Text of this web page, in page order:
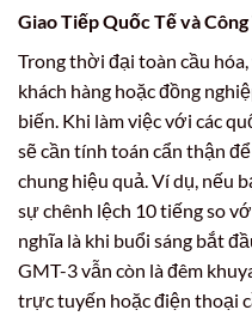
Giao Tiếp Quốc Tế và
Trong thời đại toàn cầu
khách hàng hoặc đồng
biến. Khi làm việc với các
sẽ cần tính toán cẩn thận
chung hiệu quả. Ví dụ, nếu
sự chênh lệch 10 tiếng so
nghĩa là khi buổi sáng bắt
GMT-3 vẫn còn là đêm
trực tuyến hoặc điện thoại